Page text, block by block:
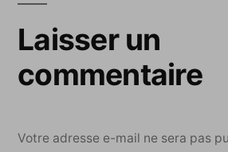
Laisser un
commentaire
Votre adresse e-mail ne sera pas